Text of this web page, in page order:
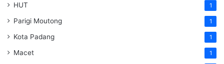
HUT 1
Parigi Moutong 1
Kota Padang 1
Macet 1